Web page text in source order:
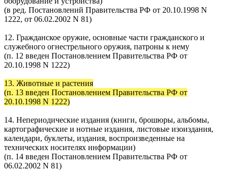
(в ред. Постановлений Правительства РФ от 20.10.1998 N
1222, от 06.02.2002 N 81)
12. Гражданское оружие, основные части гражданского и
служебного огнестрельного оружия, патроны к нему
(п. 12 введен Постановлением Правительства РФ от
20.10.1998 N 1222)
13. Животные и растения
(п. 13 введен Постановлением Правительства РФ от
20.10.1998 N 1222)
14. Непериодические издания (книги, брошюры, альбомы,
картографические и нотные издания, листовые изоиздания,
календари, буклеты, издания, воспроизведенные на
технических носителях информации)
(п. 14 введен Постановлением Правительства РФ от
06.02.2002 N 81)